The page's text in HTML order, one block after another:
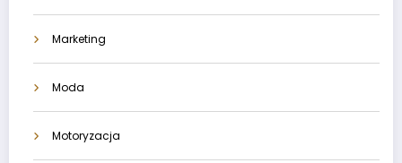
Marketing
Moda
Motoryzacja